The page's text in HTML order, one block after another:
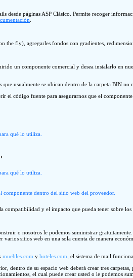
desde páginas ASP Clásico. Permite recoger
fly), agregarles fondos con gradientes,
un componente comercial y desea instalarlo en
usualmente se ubican dentro de la carpeta BIN
el código fuente para asegurarnos que el
qué lo utiliza.
qué lo utiliza.
dentro del sitio web del proveedor.
compatibilidad y el impacto que pueda tener sobre los
o nosotros le podemos suministrar
sitios web en una sola cuenta de manera
muebles.com y hoteles.com , el sistema de mail
dentro de su espacio web deberá crear tres
el cual puede crear usted o le podemos